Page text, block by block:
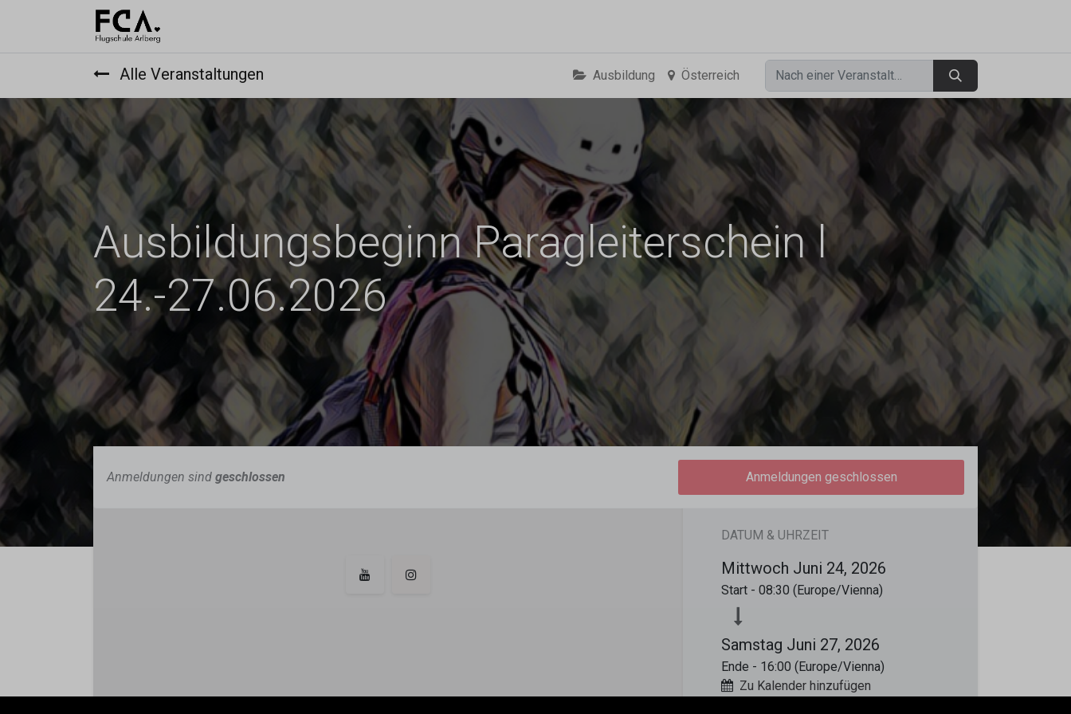
Alle Veranstaltungen Ausbildung Österreich
Ausbildungsbeginn Paragleiterschein l
24.-27.06.2026
Anmeldungen sind geschlossen Anmeldungen geschlossen
DATUM & UHRZEIT
Mittwoch Juni 24, 2026
Start - 08:30 ( Europe/Vienna)
Samstag Juni 27, 2026
Ende - 16:00 ( Europe/Vienna)
Zu Kalender hinzufügen